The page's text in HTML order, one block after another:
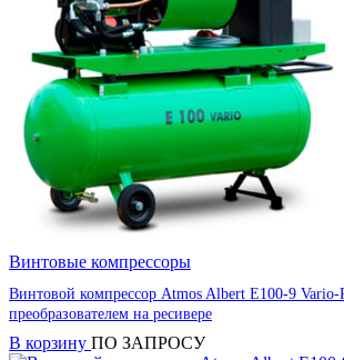
Винтовые компрессоры
Винтовой компрессор Atmos Albert E100-9 Vario-
преобразователем на ресивере
В корзину ПО ЗАПРОСУ